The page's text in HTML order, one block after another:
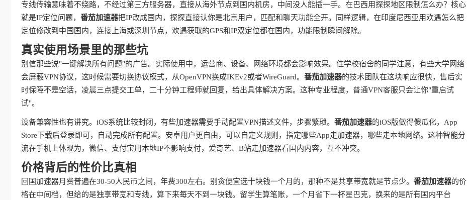
专线传输意味着不绕路，不经过第三方服务器，直接从海外节点到国内机房，中间没人能插一手。在巴西用探探地区限制怎么办？核心
就是IP定位问题， 番茄加速器把IP改成国内，探探直接认你是北京用户，匹配和聊天功能全开。同样逻辑，在印度尼西亚用欢遇怎么把
定位修改到中国国内，连接上海或深圳节点，欢遇获取的GPS和IP双定位都在国内，功能限制瞬间解除。
真实使用场景里的那些坑
别信那些说"一键解决所有问题"的广告。实际使用中，运营商、设备、网络环境都会影响效果。住学校宿舍的同学注意，有些大学网络
会屏蔽VPN协议，这时候需要切换协议模式，从OpenVPN换成IKEv2或者WireGuard。 番茄加速器的技术团队在这块响应很快，售后实
时保障不是空话，凌晨三点提交工单，二十分钟工程师就回复，给出具体解决方案。这种专业程度，普通VPN客服只会让你"重启试
试"。
设备兼容性也有讲究。iOS系统比较封闭，有些加速器需要手动配置VPN描述文件，步骤繁琐。 番茄加速器的iOS版做得傻瓜化，App
Store下载后登录即可，自动完成所有配置。安卓用户更自由，可以自定义规则，指定哪些App走加速器，哪些走本地网络。这种智能分
流在手机上体现为，微信、支付宝用本地IP不影响支付，爱奇艺、B站走加速器看国内内容，互不冲突。
价格背后的性价比真相
回国加速器月费普遍在30-50人民币之间，年费300左右。别贪便宜选十块钱一个月的，那种不是共享带宽就是节点少。 番茄加速器的价
格在中间档，但给的是独享带宽和专线，算下来每天不到一块钱。留学生算笔账，一个月省下一杯星巴克，换来的是所有国内平台